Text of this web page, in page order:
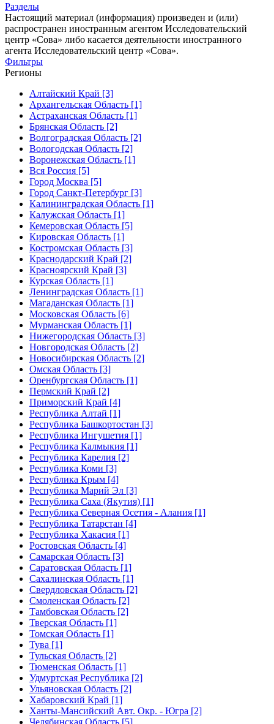
Разделы
Настоящий материал (информация) произведен и (или)
распространен иностранным агентом Исследовательский
центр «Сова» либо касается деятельности иностранного
агента Исследовательский центр «Сова».
Фильтры
Регионы
Алтайский Край [3]
Архангельская Область [1]
Астраханская Область [1]
Брянская Область [2]
Волгоградская Область [2]
Вологодская Область [2]
Воронежская Область [1]
Вся Россия [5]
Город Москва [5]
Город Санкт-Петербург [3]
Калининградская Область [1]
Калужская Область [1]
Кемеровская Область [5]
Кировская Область [1]
Костромская Область [3]
Краснодарский Край [2]
Красноярский Край [3]
Курская Область [1]
Ленинградская Область [1]
Магаданская Область [1]
Московская Область [6]
Мурманская Область [1]
Нижегородская Область [3]
Новгородская Область [2]
Новосибирская Область [2]
Омская Область [3]
Оренбургская Область [1]
Пермский Край [2]
Приморский Край [4]
Республика Алтай [1]
Республика Башкортостан [3]
Республика Ингушетия [1]
Республика Калмыкия [1]
Республика Карелия [2]
Республика Коми [3]
Республика Крым [4]
Республика Марий Эл [3]
Республика Саха (Якутия) [1]
Республика Северная Осетия - Алания [1]
Республика Татарстан [4]
Республика Хакасия [1]
Ростовская Область [4]
Самарская Область [3]
Саратовская Область [1]
Сахалинская Область [1]
Свердловская Область [2]
Смоленская Область [2]
Тамбовская Область [2]
Тверская Область [1]
Томская Область [1]
Тува [1]
Тульская Область [2]
Тюменская Область [1]
Удмуртская Республика [2]
Ульяновская Область [2]
Хабаровский Край [1]
Ханты-Мансийский Авт. Окр. - Югра [2]
Челябинская Область [5]